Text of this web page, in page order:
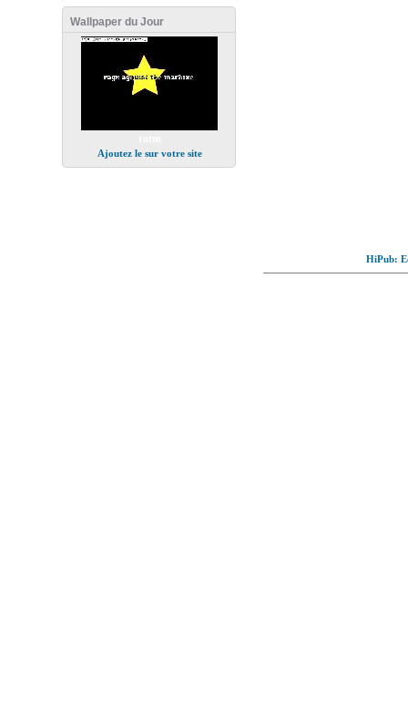
Wallpaper du Jour
Ajoutez le sur votre site
HiPub: